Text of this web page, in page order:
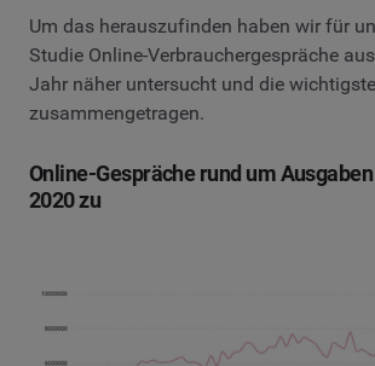
Um das herauszufinden haben wir für
Studie Online-Verbrauchergespräche
Jahr näher untersucht und die
zusammengetragen.
Online-Gespräche rund um
2020 zu